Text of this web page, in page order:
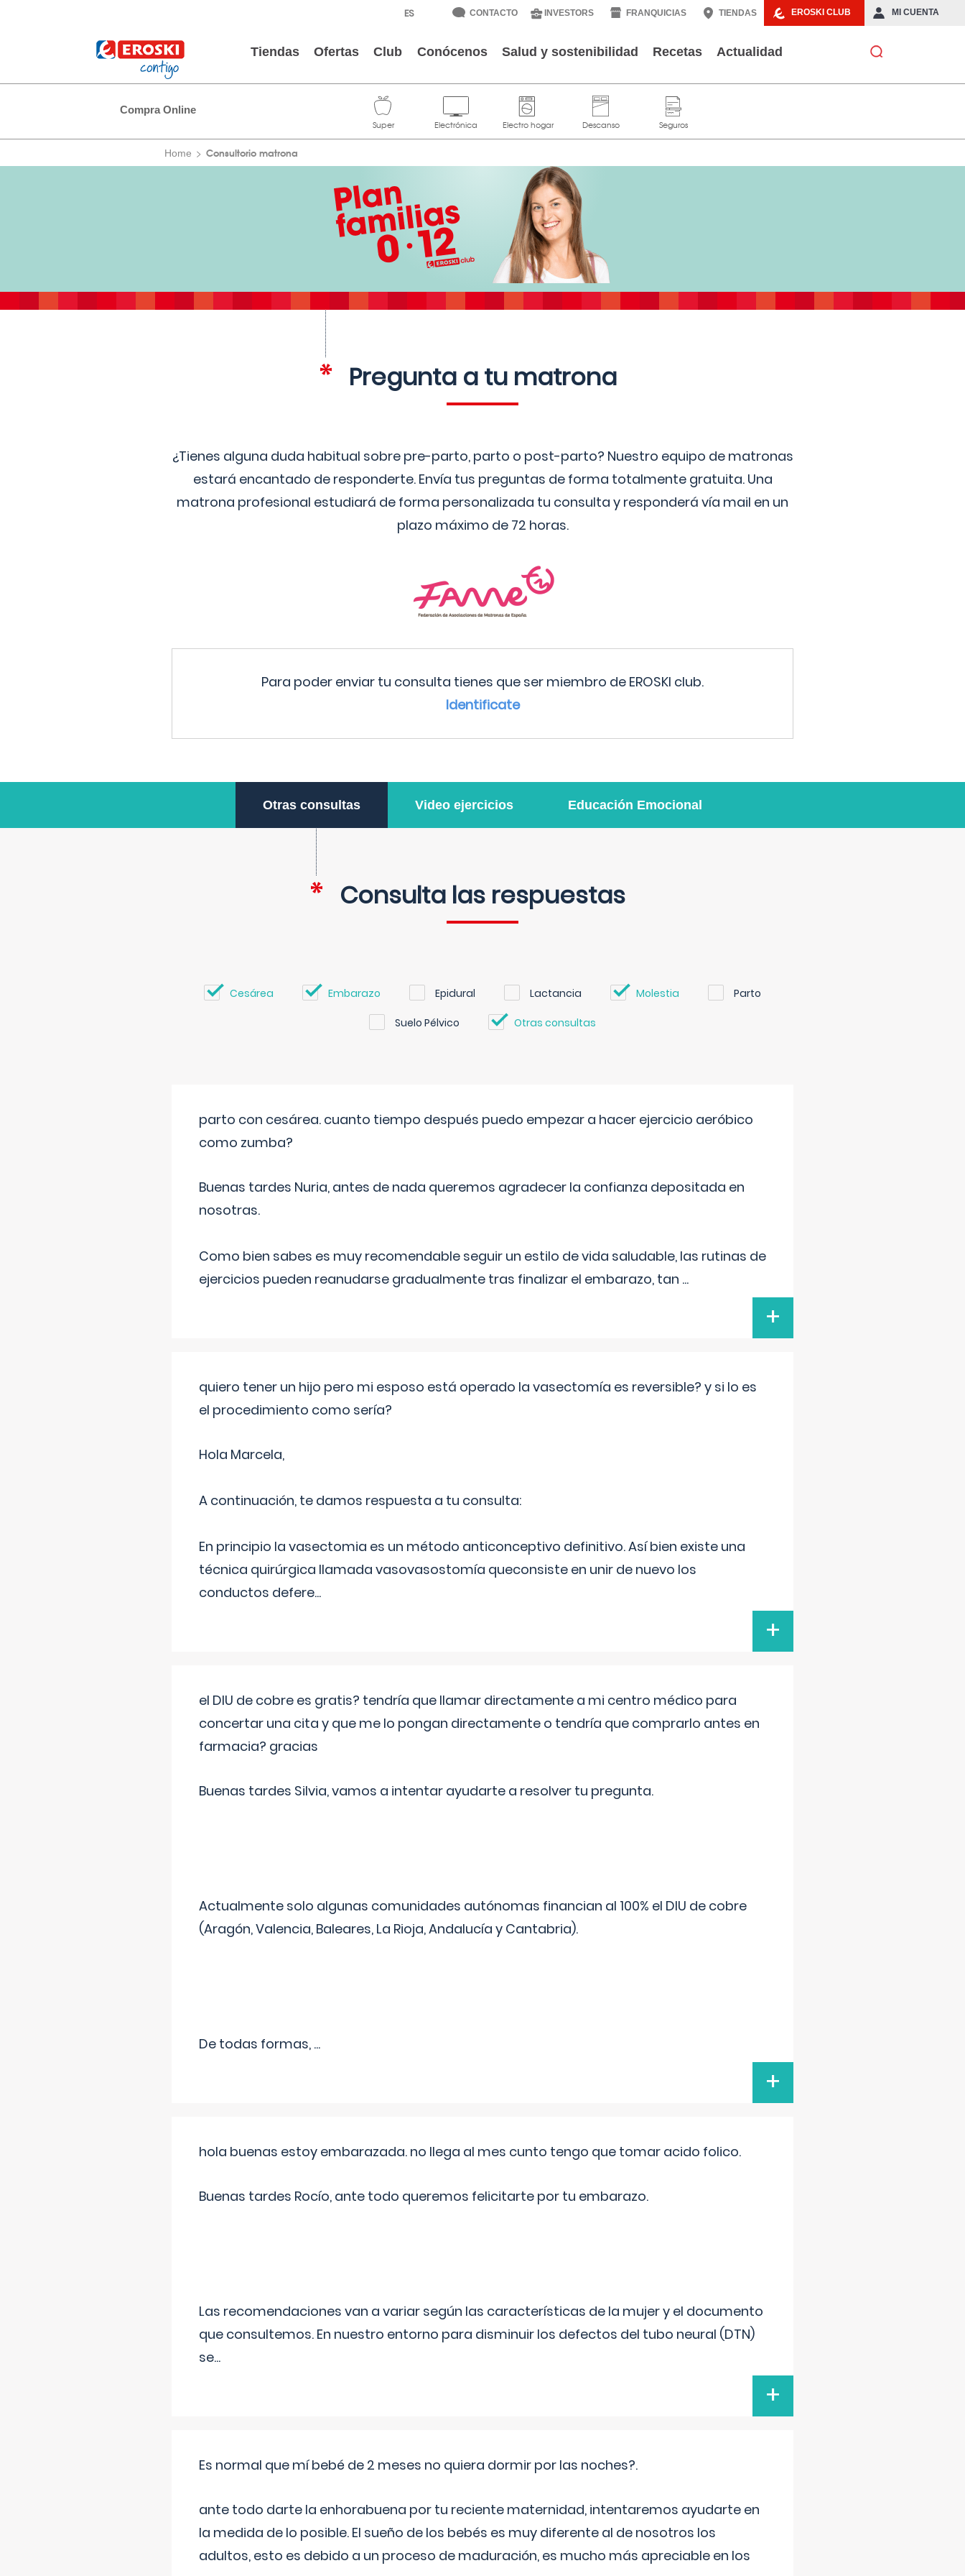
EROSKI CLUB MI CUENTA
CONTACTO INVESTORS FRANQUICIAS TIENDAS
Tiendas Ofertas Club Conócenos Salud y sostenibilidad Recetas Actualidad
Compra Online
Home Consultorio matrona
Pregunta a tu matrona
¿Tienes alguna duda habitual sobre pre-parto, parto o post-parto? Nuestro equipo de matronas
estará encantado de responderte. Envía tus preguntas de forma totalmente gratuita. Una
matrona profesional estudiará de forma personalizada tu consulta y responderá vía mail en un
plazo máximo de 72 horas.
Para poder enviar tu consulta tienes que ser miembro de EROSKI club.
Identificate
Otras consultas Video ejercicios Educación Emocional
Consulta las respuestas
Cesárea Embarazo Epidural Lactancia Molestia Parto
Suelo Pélvico Otras consultas
parto con cesárea. cuanto tiempo después puedo empezar a hacer ejercicio aeróbico
como zumba?
Buenas tardes Nuria, antes de nada queremos agradecer la confianza depositada en
nosotras.
Como bien sabes es muy recomendable seguir un estilo de vida saludable, las rutinas de
ejercicios pueden reanudarse gradualmente tras finalizar el embarazo, tan ...
+
quiero tener un hijo pero mi esposo está operado la vasectomía es reversible? y si lo es
el procedimiento como sería?
Hola Marcela,
A continuación, te damos respuesta a tu consulta:
En principio la vasectomia es un método anticonceptivo definitivo. Así bien existe una
técnica quirúrgica llamada vasovasostomía queconsiste en unir de nuevo los
conductos defere...
+
el DIU de cobre es gratis? tendría que llamar directamente a mi centro médico para
concertar una cita y que me lo pongan directamente o tendría que comprarlo antes en
farmacia? gracias
Buenas tardes Silvia, vamos a intentar ayudarte a resolver tu pregunta.
Actualmente solo algunas comunidades autónomas financian al 100% el DIU de cobre
(Aragón, Valencia, Baleares, La Rioja, Andalucía y Cantabria).
De todas formas, ...
+
hola buenas estoy embarazada. no llega al mes cunto tengo que tomar acido folico.
Buenas tardes Rocío, ante todo queremos felicitarte por tu embarazo.
Las recomendaciones van a variar según las características de la mujer y el documento
que consultemos. En nuestro entorno para disminuir los defectos del tubo neural (DTN)
se...
+
Es normal que mí bebé de 2 meses no quiera dormir por las noches?.
ante todo darte la enhorabuena por tu reciente maternidad, intentaremos ayudarte en
la medida de lo posible. El sueño de los bebés es muy diferente al de nosotros los
adultos, esto es debido a un proceso de maduración, es mucho más apreciable en los